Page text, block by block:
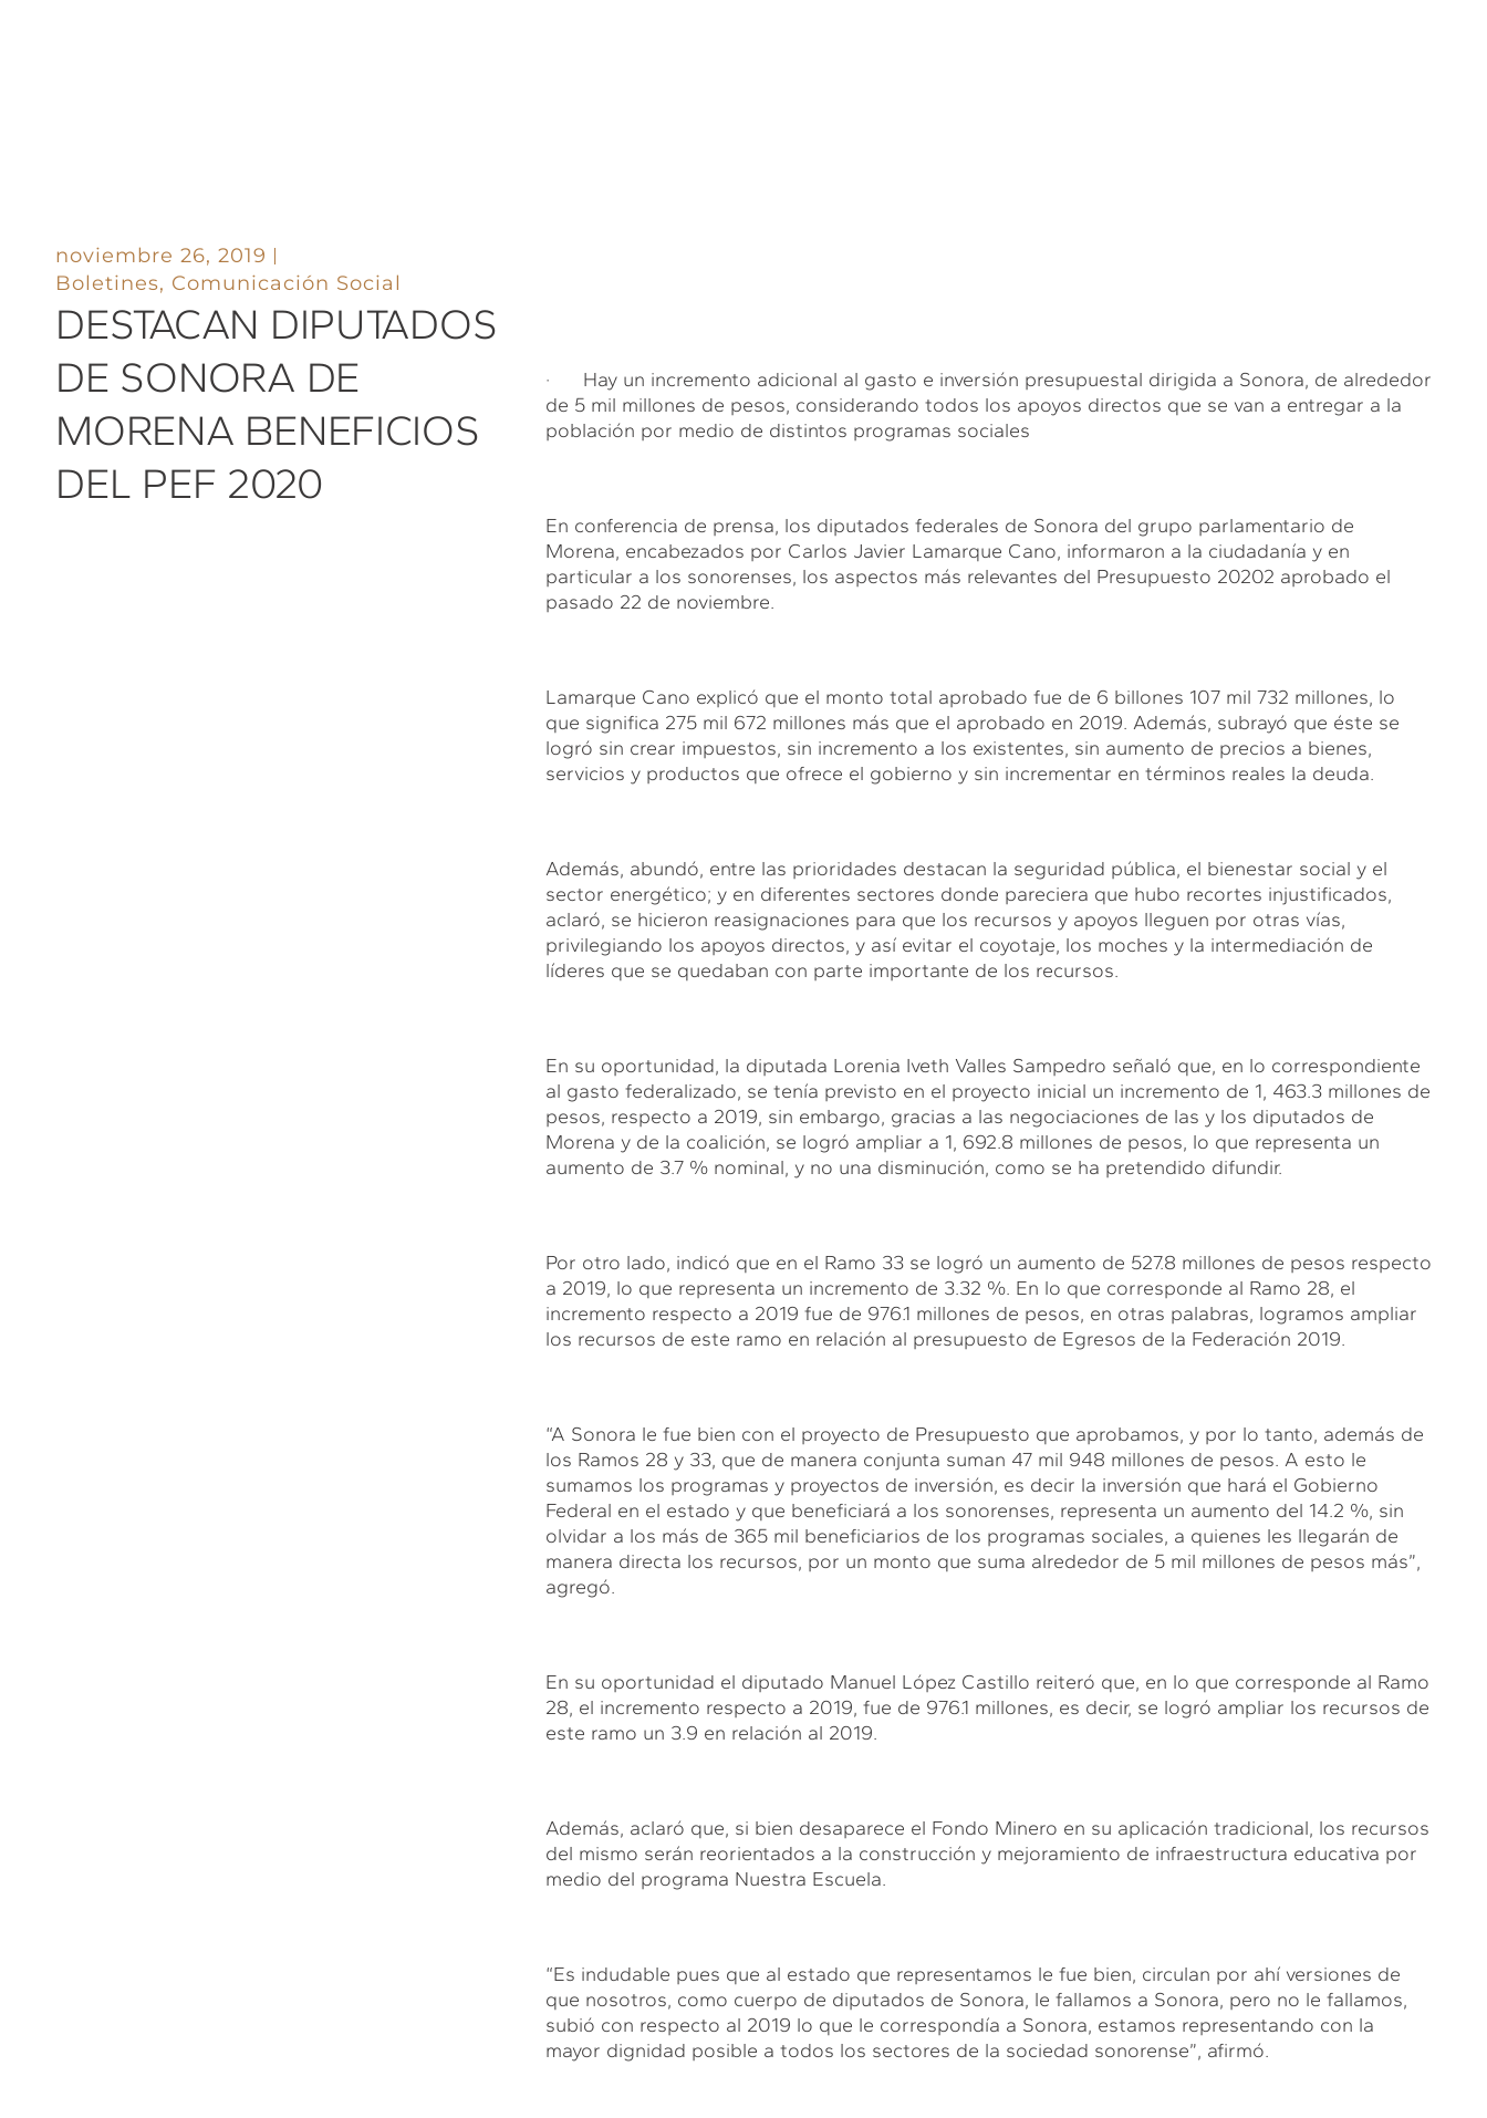
noviembre 26, 2019
Boletines, Comunicación Social
DESTACAN DIPUTADOS
DE SONORA DE
MORENA BENEFICIOS
DEL PEF 2020
· Hay un incremento adicional al gasto e inversión presupuestal dirigida a Sonora, de alrededor
de 5 mil millones de pesos, considerando todos los apoyos directos que se van a entregar a la
población por medio de distintos programas sociales
En conferencia de prensa, los diputados federales de Sonora del grupo parlamentario de
Morena, encabezados por Carlos Javier Lamarque Cano, informaron a la ciudadanía y en
particular a los sonorenses, los aspectos más relevantes del Presupuesto 20202 aprobado el
pasado 22 de noviembre.
Lamarque Cano explicó que el monto total aprobado fue de 6 billones 107 mil 732 millones, lo
que significa 275 mil 672 millones más que el aprobado en 2019. Además, subrayó que éste se
logró sin crear impuestos, sin incremento a los existentes, sin aumento de precios a bienes,
servicios y productos que ofrece el gobierno y sin incrementar en términos reales la deuda.
Además, abundó, entre las prioridades destacan la seguridad pública, el bienestar social y el
sector energético; y en diferentes sectores donde pareciera que hubo recortes injustificados,
aclaró, se hicieron reasignaciones para que los recursos y apoyos lleguen por otras vías,
privilegiando los apoyos directos, y así evitar el coyotaje, los moches y la intermediación de
líderes que se quedaban con parte importante de los recursos.
En su oportunidad, la diputada Lorenia Iveth Valles Sampedro señaló que, en lo correspondiente
al gasto federalizado, se tenía previsto en el proyecto inicial un incremento de 1, 463.3 millones de
pesos, respecto a 2019, sin embargo, gracias a las negociaciones de las y los diputados de
Morena y de la coalición, se logró ampliar a 1, 692.8 millones de pesos, lo que representa un
aumento de 3.7 % nominal, y no una disminución, como se ha pretendido difundir.
Por otro lado, indicó que en el Ramo 33 se logró un aumento de 527.8 millones de pesos respecto
a 2019, lo que representa un incremento de 3.32 %. En lo que corresponde al Ramo 28, el
incremento respecto a 2019 fue de 976.1 millones de pesos, en otras palabras, logramos ampliar
los recursos de este ramo en relación al presupuesto de Egresos de la Federación 2019.
“A Sonora le fue bien con el proyecto de Presupuesto que aprobamos, y por lo tanto, además de
los Ramos 28 y 33, que de manera conjunta suman 47 mil 948 millones de pesos. A esto le
sumamos los programas y proyectos de inversión, es decir la inversión que hará el Gobierno
Federal en el estado y que beneficiará a los sonorenses, representa un aumento del 14.2 %, sin
olvidar a los más de 365 mil beneficiarios de los programas sociales, a quienes les llegarán de
manera directa los recursos, por un monto que suma alrededor de 5 mil millones de pesos más”,
agregó.
En su oportunidad el diputado Manuel López Castillo reiteró que, en lo que corresponde al Ramo
28, el incremento respecto a 2019, fue de 976.1 millones, es decir, se logró ampliar los recursos de
este ramo un 3.9 en relación al 2019.
Además, aclaró que, si bien desaparece el Fondo Minero en su aplicación tradicional, los recursos
del mismo serán reorientados a la construcción y mejoramiento de infraestructura educativa por
medio del programa Nuestra Escuela.
“Es indudable pues que al estado que representamos le fue bien, circulan por ahí versiones de
que nosotros, como cuerpo de diputados de Sonora, le fallamos a Sonora, pero no le fallamos,
subió con respecto al 2019 lo que le correspondía a Sonora, estamos representando con la
mayor dignidad posible a todos los sectores de la sociedad sonorense”, afirmó.